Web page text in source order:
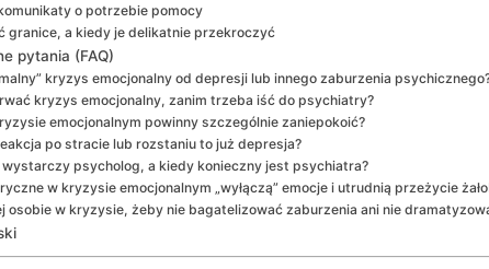
o potrzebie pomocy
granice, a kiedy je delikatnie przekroczyć
pytania (FAQ)
kryzys emocjonalny od depresji lub innego zaburzenia
kryzys emocjonalny, zanim trzeba iść do psychiatry?
emocjonalnym powinny szczególnie zaniepokoić?
po stracie lub rozstaniu to już depresja?
psycholog, a kiedy konieczny jest psychiatra?
w kryzysie emocjonalnym „wyłączą” emocje i utrudnią przeżycie
osobie w kryzysie, żeby nie bagatelizować zaburzenia ani nie